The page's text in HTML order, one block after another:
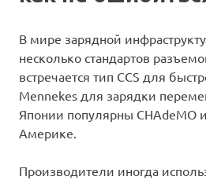
В мире зарядной
несколько стандартов
встречается тип CCS для
Mennekes для зарядки
Японии популярны CHAdeMO
Америке.
Производители иногда